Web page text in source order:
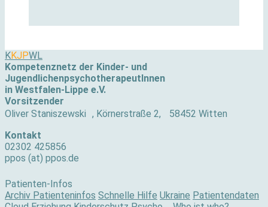
KKJPWL
Kompetenznetz der Kinder- und
JugendlichenpsychotherapeutInnen
in Westfalen-Lippe e.V.
Vorsitzender
Oliver Staniszewski , Körnerstraße 2, 58452 Witten
Kontakt
02302 425856
ppos (at) ppos.de
Patienten-Infos
Archiv Patienteninfos Schnelle Hilfe Ukraine Patientendaten